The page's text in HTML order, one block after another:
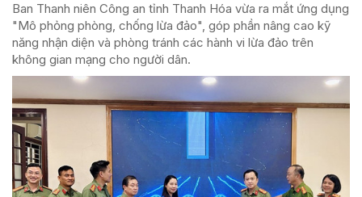
Ban Thanh niên Công an tỉnh Thanh Hóa vừa ra mắt ứng dụng
"Mô phỏng phòng, chống lừa đảo", góp phần nâng cao kỹ
năng nhận diện và phòng tránh các hành vi lừa đảo trên
không gian mạng cho người dân.